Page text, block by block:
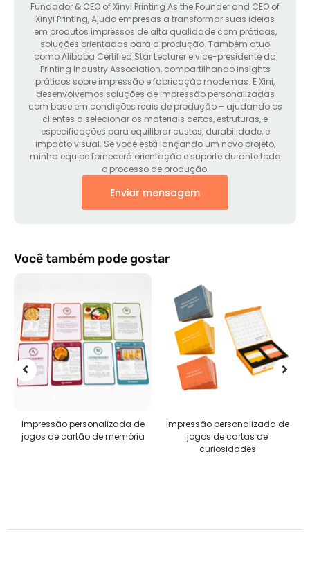
Fundador & CEO of Xinyi Printing As the Founder and CEO of
Xinyi Printing, Ajudo empresas a transformar suas ideias
em produtos impressos de alta qualidade com práticas,
soluções orientadas para a produção. Também atuo
como Alibaba Certified Star Lecturer e vice-presidente da
Printing Industry Association, compartilhando insights
práticos sobre impressão e fabricação modernas. E Xini,
desenvolvemos soluções de impressão personalizadas
com base em condições reais de produção – ajudando os
clientes a selecionar os materiais certos, estruturas, e
especificações para equilibrar custos, durabilidade, e
impacto visual. Se você está lançando um novo projeto,
minha equipe fornecerá orientação e suporte durante todo
o processo de produção.
Enviar mensagem
Você também pode gostar
de
Impressão personalizada de
jogos de cartas de
Quebra-cabeças
personalizados